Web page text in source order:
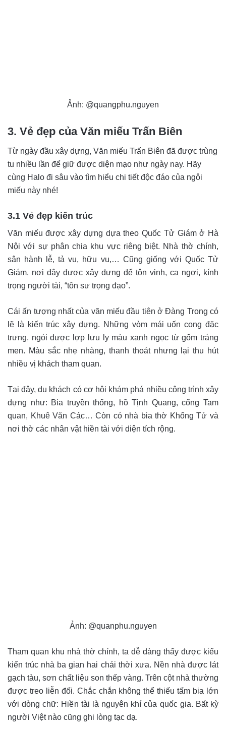
Ảnh: @quangphu.nguyen
3. Vẻ đẹp của Văn miếu Trấn Biên
Từ ngày đầu xây dựng, Văn miếu Trấn Biên đã được trùng
tu nhiều lần để giữ được diện mạo như ngày nay. Hãy
cùng Halo đi sâu vào tìm hiểu chi tiết độc đáo của ngôi
miếu này nhé!
3.1 Vẻ đẹp kiến trúc
Văn miếu được xây dựng dựa theo Quốc Tử Giám ở Hà
Nội với sự phân chia khu vực riêng biệt. Nhà thờ chính,
sân hành lễ, tả vu, hữu vu,… Cũng giống với Quốc Tử
Giám, nơi đây được xây dựng để tôn vinh, ca ngợi, kính
trọng người tài, “tôn sư trọng đạo”.
Cái ấn tượng nhất của văn miếu đầu tiên ở Đàng Trong có
lẽ là kiến trúc xây dựng. Những vòm mái uốn cong đặc
trưng, ngói được lợp lưu ly màu xanh ngọc từ gốm tráng
men. Màu sắc nhẹ nhàng, thanh thoát nhưng lại thu hút
nhiều vị khách tham quan.
Tại đây, du khách có cơ hội khám phá nhiều công trình xây
dựng như: Bia truyền thống, hồ Tịnh Quang, cổng Tam
quan, Khuê Văn Các… Còn có nhà bia thờ Khổng Tử và
nơi thờ các nhân vật hiền tài với diện tích rộng.
Ảnh: @quanphu.nguyen
Tham quan khu nhà thờ chính, ta dễ dàng thấy được kiểu
kiến trúc nhà ba gian hai chái thời xưa. Nền nhà được lát
gạch tàu, sơn chất liệu son thếp vàng. Trên cột nhà thường
được treo liễn đối. Chắc chắn không thể thiếu tấm bia lớn
với dòng chữ: Hiền tài là nguyên khí của quốc gia. Bất kỳ
người Việt nào cũng ghi lòng tạc dạ.